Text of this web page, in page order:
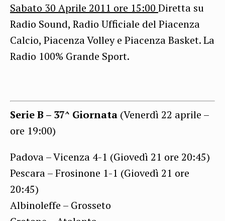
Sabato 30 Aprile 2011 ore 15:00 Diretta su
Radio Sound, Radio Ufficiale del Piacenza
Calcio, Piacenza Volley e Piacenza Basket. La
Radio 100% Grande Sport.
Serie B – 37^ Giornata (Venerdì 22 aprile –
ore 19:00)
Padova – Vicenza 4-1 (Giovedì 21 ore 20:45)
Pescara – Frosinone 1-1 (Giovedì 21 ore
20:45)
Albinoleffe – Grosseto